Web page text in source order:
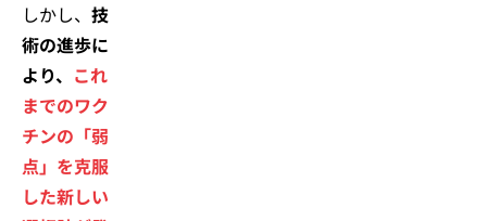
しかし、 技
術の進歩に
より、 これ
までのワク
チンの「弱
点」を克服
した新しい